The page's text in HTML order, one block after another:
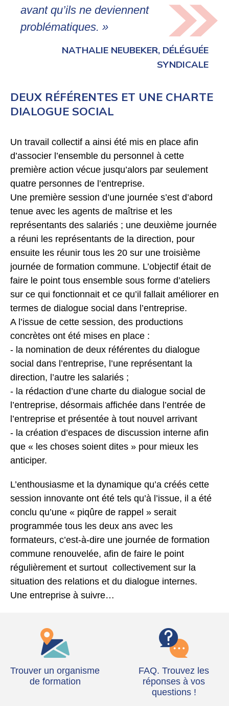
avant qu’ils ne deviennent
problématiques. »
NATHALIE NEUBEKER, DÉLÉGUÉE
SYNDICALE
DEUX RÉFÉRENTES ET UNE CHARTE
DIALOGUE SOCIAL
Un travail collectif a ainsi été mis en place afin
d’associer l’ensemble du personnel à cette
première action vécue jusqu’alors par seulement
quatre personnes de l’entreprise.
Une première session d’une journée s’est d’abord
tenue avec les agents de maîtrise et les
représentants des salariés ; une deuxième journée
a réuni les représentants de la direction, pour
ensuite les réunir tous les 20 sur une troisième
journée de formation commune. L’objectif était de
faire le point tous ensemble sous forme d’ateliers
sur ce qui fonctionnait et ce qu’il fallait améliorer en
termes de dialogue social dans l’entreprise.
A l’issue de cette session, des productions
concrètes ont été mises en place :
- la nomination de deux référentes du dialogue
social dans l’entreprise, l’une représentant la
direction, l’autre les salariés ;
- la rédaction d’une charte du dialogue social de
l’entreprise, désormais affichée dans l’entrée de
l’entreprise et présentée à tout nouvel arrivant
- la création d’espaces de discussion interne afin
que « les choses soient dites » pour mieux les
anticiper.
L’enthousiasme et la dynamique qu’a créés cette
session innovante ont été tels qu’à l’issue, il a été
conclu qu’une « piqûre de rappel » serait
programmée tous les deux ans avec les
formateurs, c’est-à-dire une journée de formation
commune renouvelée, afin de faire le point
régulièrement et surtout collectivement sur la
situation des relations et du dialogue internes.
Une entreprise à suivre…
Trouver un organisme
de formation
FAQ. Trouvez les
réponses à vos
questions !